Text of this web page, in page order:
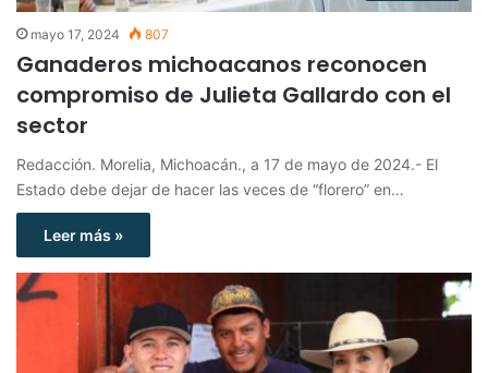
mayo 17, 2024 807
Ganaderos michoacanos reconocen
compromiso de Julieta Gallardo con el
sector
Redacción. Morelia, Michoacán., a 17 de mayo de 2024.- El
Estado debe dejar de hacer las veces de “florero” en…
Leer más »